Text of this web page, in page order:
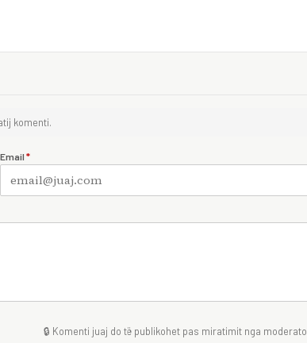
komenti.
Email *
🔒 Komenti juaj do të publikohet pas miratimit nga